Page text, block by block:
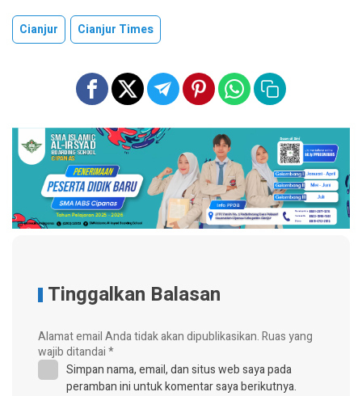
Cianjur Cianjur Times
Tinggalkan Balasan
Alamat email Anda tidak akan dipublikasikan.Ruas yang
wajib ditandai*
Simpan nama, email, dan situs web saya pada
peramban ini untuk komentar saya berikutnya.